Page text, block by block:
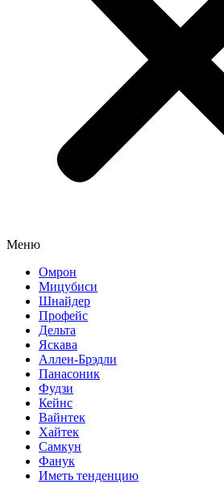
Меню
Омрон
Мицубиси
Шнайдер
Профейс
Дельта
Яскава
Аллен-Брэдли
Панасоник
Фудзи
Кейнс
Вайнтек
Хайтек
Самкун
Фанук
Иметь тенденцию